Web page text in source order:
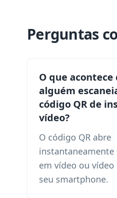
Perguntas
O que
alguém
código QR de
vídeo?
O código QR abre
em vídeo ou
seu smartphone.